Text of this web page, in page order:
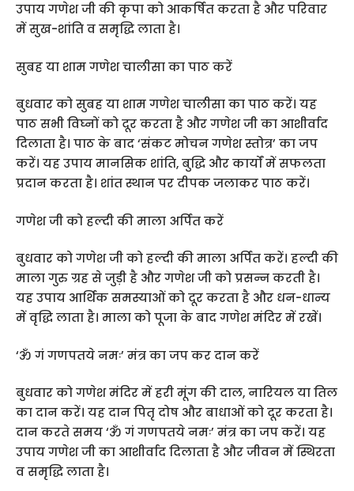
उपाय गणेश जी की कृपा को आकर्षित करता है और परिवार
में सुख-शांति व समृद्धि लाता है।
सुबह या शाम गणेश चालीसा का पाठ करें
बुधवार को सुबह या शाम गणेश चालीसा का पाठ करें। यह
पाठ सभी विघ्नों को दूर करता है और गणेश जी का आशीर्वाद
दिलाता है। पाठ के बाद ‘संकट मोचन गणेश स्तोत्र’ का जप
करें। यह उपाय मानसिक शांति, बुद्धि और कार्यों में सफलता
प्रदान करता है। शांत स्थान पर दीपक जलाकर पाठ करें।
गणेश जी को हल्दी की माला अर्पित करें
बुधवार को गणेश जी को हल्दी की माला अर्पित करें। हल्दी की
माला गुरु ग्रह से जुड़ी है और गणेश जी को प्रसन्न करती है।
यह उपाय आर्थिक समस्याओं को दूर करता है और धन-धान्य
में वृद्धि लाता है। माला को पूजा के बाद गणेश मंदिर में रखें।
‘ॐ गं गणपतये नमः’ मंत्र का जप कर दान करें
बुधवार को गणेश मंदिर में हरी मूंग की दाल, नारियल या तिल
का दान करें। यह दान पितृ दोष और बाधाओं को दूर करता है।
दान करते समय ‘ॐ गं गणपतये नमः’ मंत्र का जप करें। यह
उपाय गणेश जी का आशीर्वाद दिलाता है और जीवन में स्थिरता
व समृद्धि लाता है।